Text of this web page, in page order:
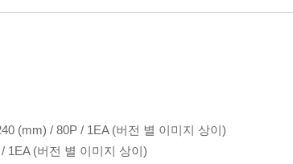
(mm) / 80P / 1EA (버전 별 이미지 상이)
1EA (버전 별 이미지 상이)